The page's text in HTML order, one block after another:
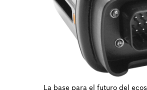
La base para el futuro del